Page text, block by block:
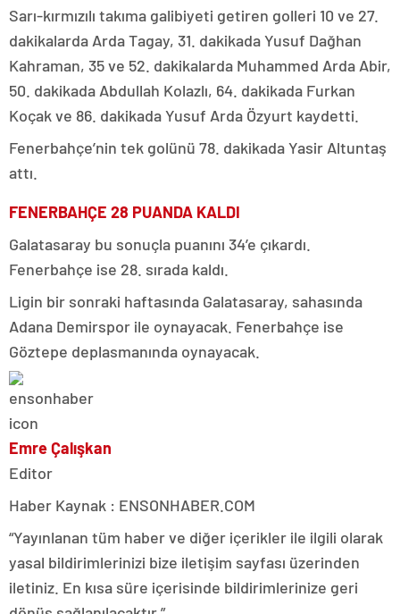
Sarı-kırmızılı takıma galibiyeti getiren golleri 10 ve 27.
dakikalarda Arda Tagay, 31. dakikada Yusuf Dağhan
Kahraman, 35 ve 52. dakikalarda Muhammed Arda Abir,
50. dakikada Abdullah Kolazlı, 64. dakikada Furkan
Koçak ve 86. dakikada Yusuf Arda Özyurt kaydetti.
Fenerbahçe’nin tek golünü 78. dakikada Yasir Altuntaş
attı.
FENERBAHÇE 28 PUANDA KALDI
Galatasaray bu sonuçla puanını 34’e çıkardı.
Fenerbahçe ise 28. sırada kaldı.
Ligin bir sonraki haftasında Galatasaray, sahasında
Adana Demirspor ile oynayacak. Fenerbahçe ise
Göztepe deplasmanında oynayacak.
Emre Çalışkan
Editor
Haber Kaynak : ENSONHABER.COM
“Yayınlanan tüm haber ve diğer içerikler ile ilgili olarak
yasal bildirimlerinizi bize iletişim sayfası üzerinden
iletiniz. En kısa süre içerisinde bildirimlerinize geri